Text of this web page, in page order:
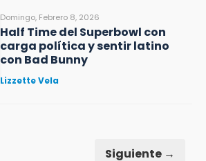
Domingo, Febrero 8, 2026
Half Time del Superbowl con
carga política y sentir latino
con Bad Bunny
Lizzette Vela
Siguiente →